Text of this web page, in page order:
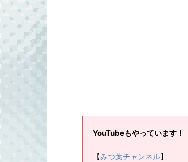
YouTubeもやっています！
【みつ葉チャンネル】